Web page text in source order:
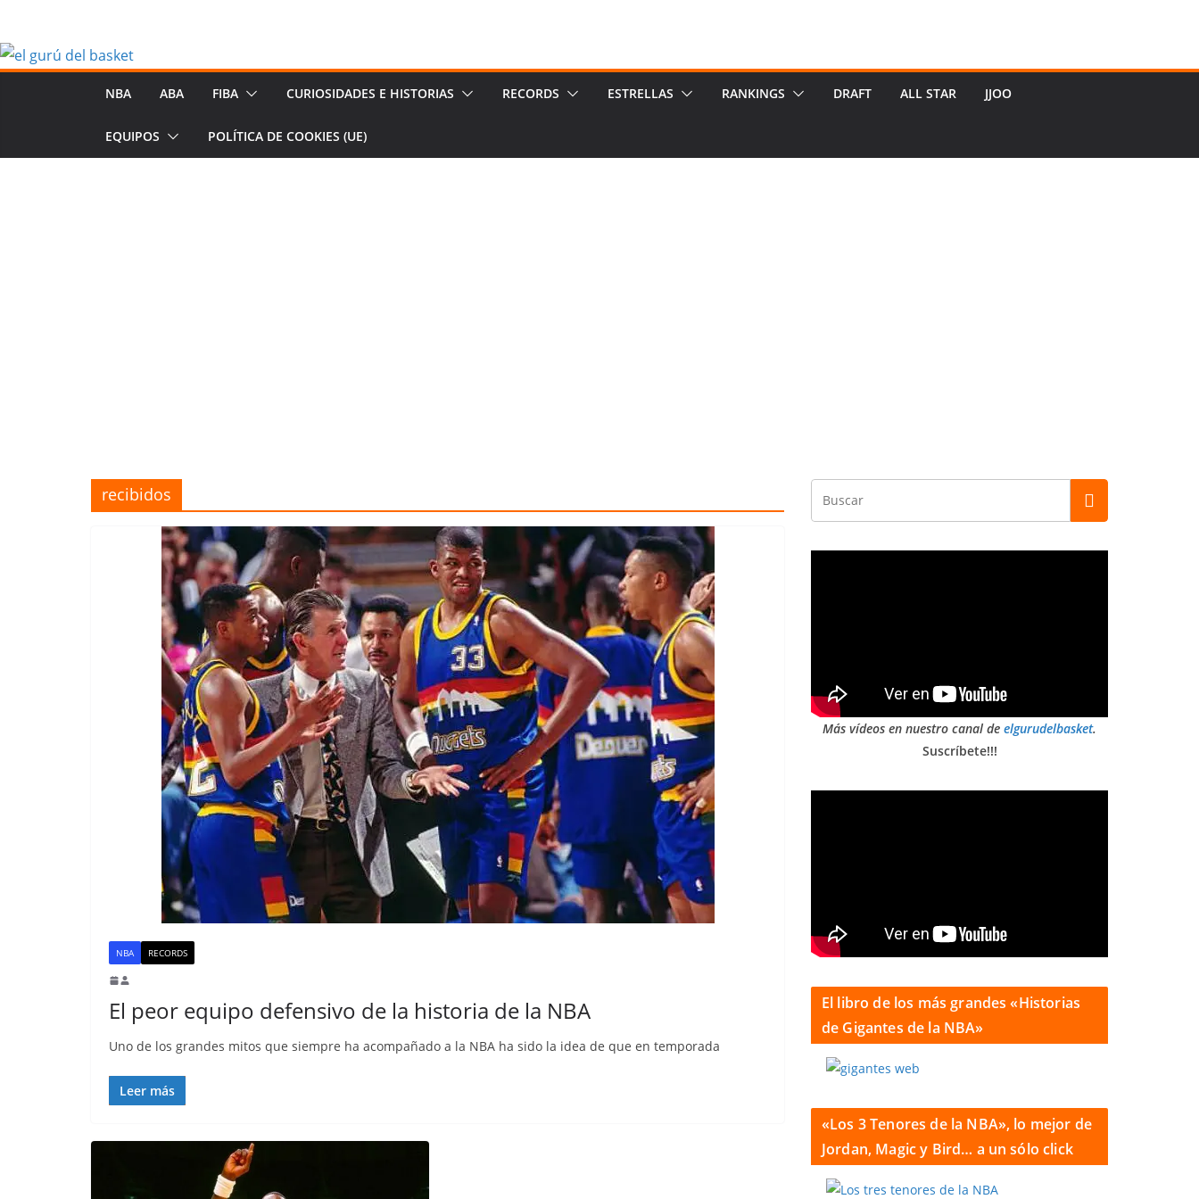
contenido
NBA ABA FIBA CURIOSIDADES E HISTORIAS RECORDS ESTRELLAS RANKINGS DRAFT ALL STAR JJOO
EQUIPOS POLÍTICA DE COOKIES (UE)
recibidos
NBA RECORDS
El peor equipo defensivo de la historia de la NBA
Uno de los grandes mitos que siempre ha acompañado a la NBA ha sido la idea de que en temporada
Leer más
Más vídeos en nuestro canal de elgurudelbasket.
Suscríbete!!!
El libro de los más grandes «Historias
de Gigantes de la NBA»
«Los 3 Tenores de la NBA», lo mejor de
Jordan, Magic y Bird… a un sólo click